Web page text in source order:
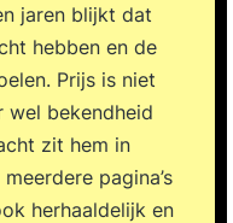
jaren blijkt dat
hebben en de
Prijs is niet
wel bekendheid
zit hem in
pagina’s
herhaaldelijk en